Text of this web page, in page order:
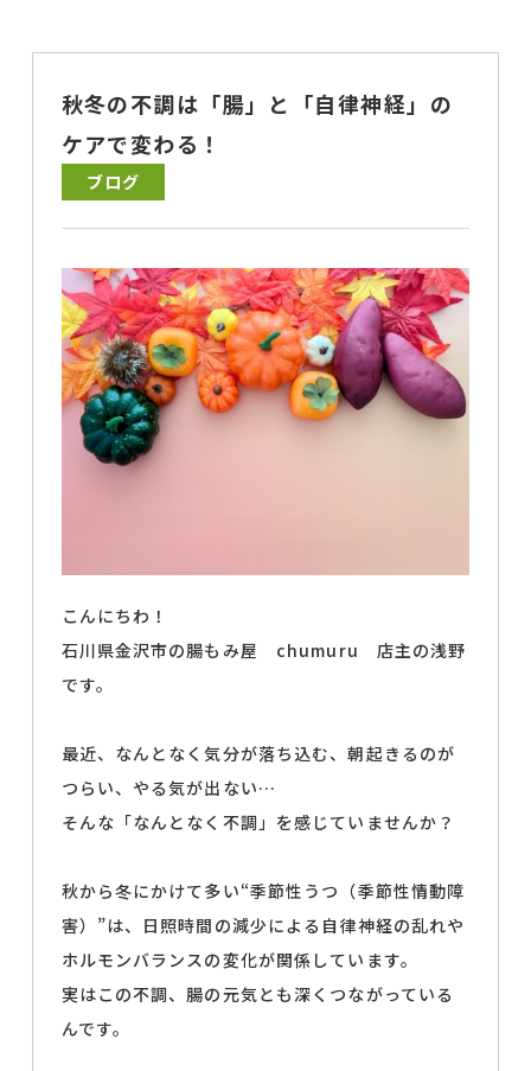
秋冬の不調は「腸」と「自律神経」の
ケアで変わる！
ブログ
こんにちわ！
石川県金沢市の腸もみ屋 chumuru 店主の浅野
です。
最近、なんとなく気分が落ち込む、朝起きるのが
つらい、やる気が出ない…
そんな「なんとなく不調」を感じていませんか？
秋から冬にかけて多い“季節性うつ（季節性情動障
害）”は、日照時間の減少による自律神経の乱れや
ホルモンバランスの変化が関係しています。
実はこの不調、腸の元気とも深くつながっている
んです。